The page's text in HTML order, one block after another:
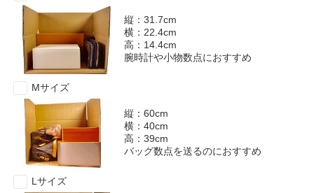
縦：31.7cm
横：22.4cm
高：14.4cm
腕時計や小物数点におすすめ
Mサイズ
縦：60cm
横：40cm
高：39cm
バッグ数点を送るのにおすすめ
Lサイズ